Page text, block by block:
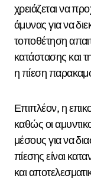
χρειάζεται να
άμυνας για να
τοποθέτηση
κατάστασης και
η πίεση
Επιπλέον, η
καθώς οι
μέσους για να
πίεσης είναι
και